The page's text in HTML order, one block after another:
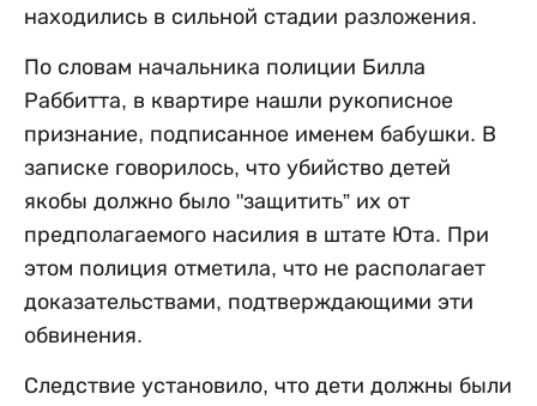
находились в сильной стадии разложения.
По словам начальника полиции Билла
Раббитта, в квартире нашли рукописное
признание, подписанное именем бабушки. В
записке говорилось, что убийство детей
якобы должно было "защитить” их от
предполагаемого насилия в штате Юта. При
этом полиция отметила, что не располагает
доказательствами, подтверждающими эти
обвинения.
Следствие установило, что дети должны были